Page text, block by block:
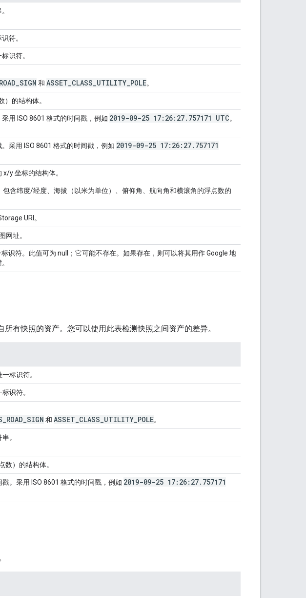
符。
识符。
ROAD SIGN 和 ASSET CLASS UTILITY POLE。
的结构体。
用 ISO 8601 格式的时间戳，例如 2019-09-25 17:26:27. 757171 UTC。
采用 ISO 8601 格式的时间戳，例如 2019-09-25 17:26:27. 757171
y 坐标的结构体。
包含纬度/经度、海拔（以米为单位）、俯仰角、航向角和横滚角的浮点数的
URI。
网址。
识符。此值可为 null；它可能不存在。如果存在，则可以将其用作 Google 地
所有快照的资产。您可以使用此表检测快照之间资产的差异。
标识符。
识符。
ROAD SIGN 和 ASSET CLASS UTILITY POLE。
。
数）的结构体。
。采用 ISO 8601 格式的时间戳，例如 2019-09-25 17:26:27. 757171